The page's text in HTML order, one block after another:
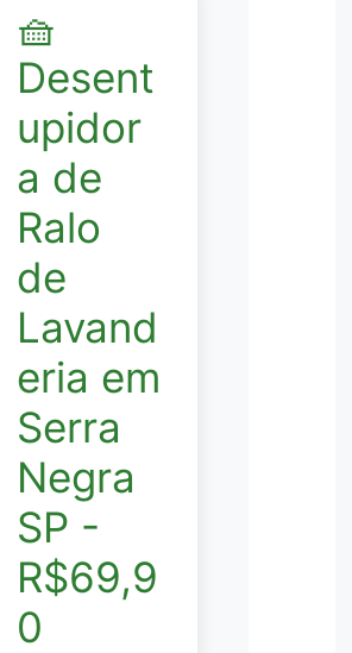
🧺
Desent
upidor
a de
Ralo
de
Lavand
eria em
Serra
Negra
SP -
R$69,9
0